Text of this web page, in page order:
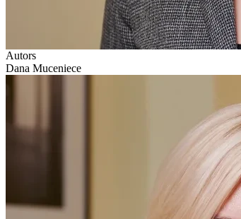
Autors
Dana Muceniece